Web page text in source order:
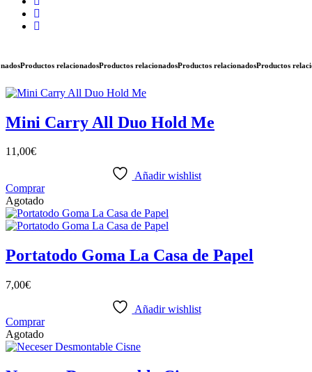
Productos relacionadosProductos relacionadosProductos relacionadosProductos
Mini Carry All Duo Hold Me
11,00€
Añadir wishlist
Comprar
Agotado
Portatodo Goma La Casa de Papel
7,00€
Añadir wishlist
Comprar
Agotado